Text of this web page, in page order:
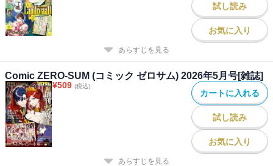
試し読み
お気に入り
あらすじを見る
Comic ZERO-SUM (コミック ゼロサム) 2026年5月号[雑誌]
¥509 (税込)
カートに入れる
試し読み
お気に入り
あらすじを見る